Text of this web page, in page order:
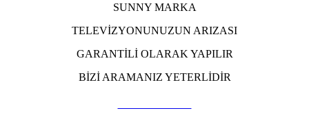
SUNNY MARKA
TELEVİZYONUNUZUN ARIZASI
GARANTİLİ OLARAK YAPILIR
BİZİ ARAMANIZ YETERLİDİR